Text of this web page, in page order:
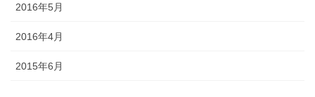
2016年5月
2016年4月
2015年6月